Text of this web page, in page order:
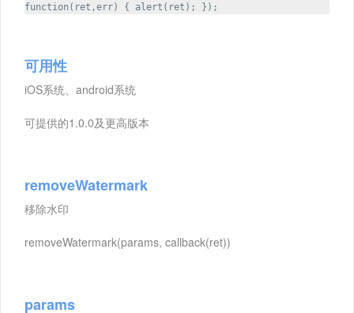
function(ret,err) { alert(ret); });
可用性
iOS系统、android系统
可提供的1.0.0及更高版本
removeWatermark
移除水印
removeWatermark(params, callback(ret))
params